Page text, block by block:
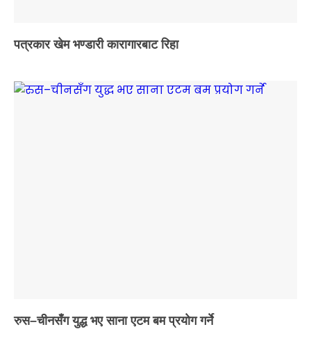
पत्रकार खेम भण्डारी कारागारबाट रिहा
रुस–चीनसँग युद्ध भए साना एटम बम प्रयोग गर्ने